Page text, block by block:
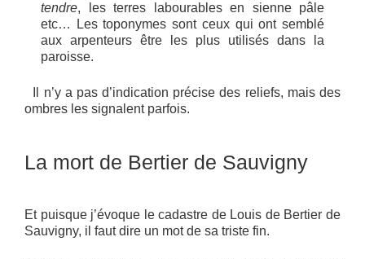
tendre, les terres labourables en sienne pâle
etc… Les toponymes sont ceux qui ont semblé
aux arpenteurs être les plus utilisés dans la
paroisse.
Il n’y a pas d’indication précise des reliefs, mais des
ombres les signalent parfois.
La mort de Bertier de Sauvigny
Et puisque j’évoque le cadastre de Louis de Bertier de
Sauvigny, il faut dire un mot de sa triste fin.